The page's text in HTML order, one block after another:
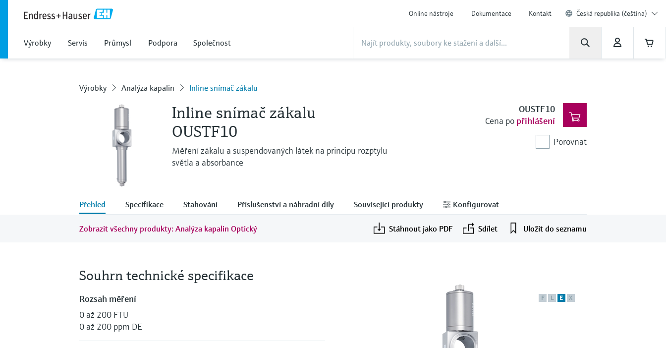
Online nástroje Dokumentace Kontakt Česká republika (čeština)
Výrobky Servis Průmysl Podpora Společnost
Výrobky Analýza kapalin Inline snímač zákalu
Inline snímač zákalu
OUSTF10
Měření zákalu a suspendovaných látek na principu rozptylu
světla a absorbance
OUSTF10
Cena po přihlášení
Porovnat
Přehled Specifikace Stahování Příslušenství a náhradní díly Související produkty Konfigurovat
Zobrazit všechny produkty: Analýza kapalin Optický Stáhnout jako PDF Sdílet Uložit do seznamu
F L E X
Souhrn technické specifikace
Rozsah měření
0 až 200 FTU
0 až 200 ppm DE